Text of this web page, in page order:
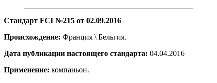
Стандарт FCI №215 от 02.09.2016
Происхождение: Франция \ Бельгия.
Дата публикации настоящего стандарта: 04.04.2016
Применение: компаньон.